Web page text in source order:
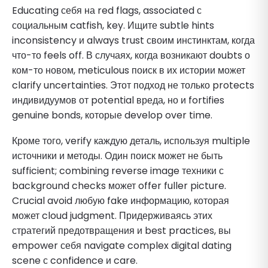
Educating себя на red flags, associated с
социальным catfish, key. Ищите subtle hints
inconsistency и always trust своим инстинктам, когда
что-то feels off. В случаях, когда возникают doubts о
ком-то новом, meticulous поиск в их истории может
clarify uncertainties. Этот подход не только protects
индивидуумов от potential вреда, но и fortifies
genuine bonds, которые develop over time.
Кроме того, verify каждую деталь, используя multiple
источники и методы. Один поиск может не быть
sufficient; combining reverse image техники с
background checks может offer fuller picture.
Crucial avoid любую fake информацию, которая
может cloud judgment. Придерживаясь этих
стратегий предотвращения и best practices, вы
empower себя navigate complex digital dating
scene с confidence и care.